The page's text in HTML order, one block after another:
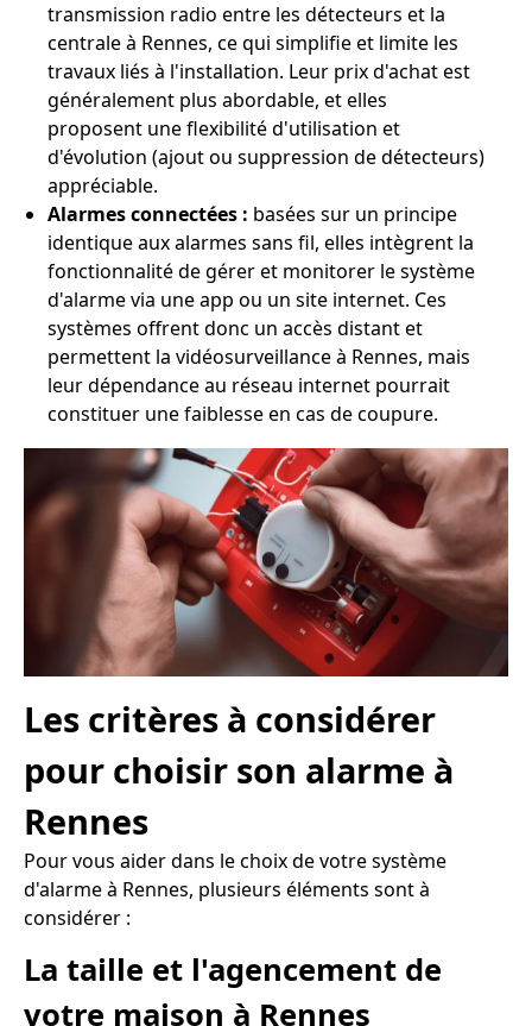
transmission radio entre les détecteurs et la
centrale à Rennes, ce qui simplifie et limite les
travaux liés à l'installation. Leur prix d'achat est
généralement plus abordable, et elles
proposent une flexibilité d'utilisation et
d'évolution (ajout ou suppression de détecteurs)
appréciable.
Alarmes connectées : basées sur un principe
identique aux alarmes sans fil, elles intègrent la
fonctionnalité de gérer et monitorer le système
d'alarme via une app ou un site internet. Ces
systèmes offrent donc un accès distant et
permettent la vidéosurveillance à Rennes, mais
leur dépendance au réseau internet pourrait
constituer une faiblesse en cas de coupure.
Les critères à considérer
pour choisir son alarme à
Rennes
Pour vous aider dans le choix de votre système
d'alarme à Rennes, plusieurs éléments sont à
considérer :
La taille et l'agencement de
votre maison à Rennes